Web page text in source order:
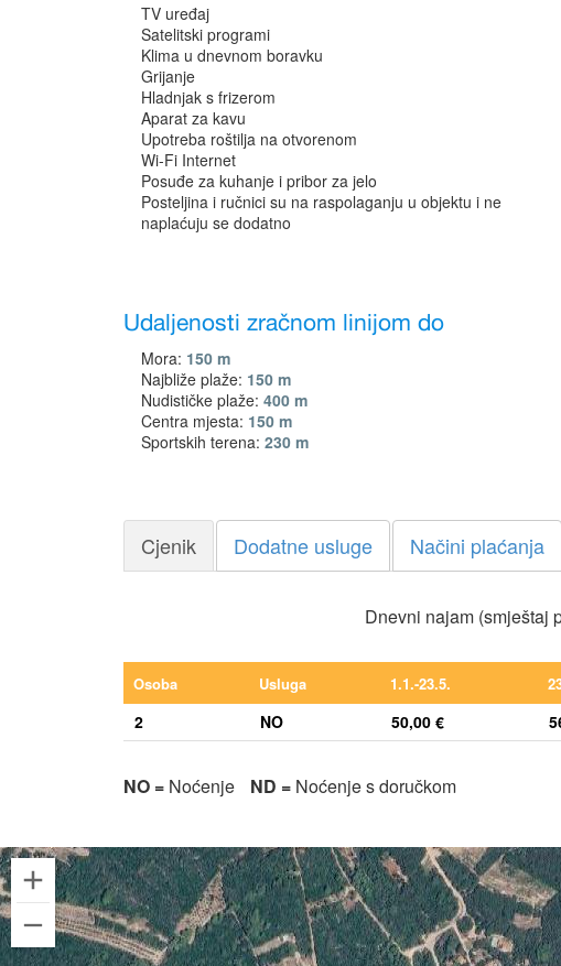
TV uređaj
Satelitski programi
Klima u dnevnom boravku
Grijanje
Hladnjak s frizerom
Aparat za kavu
Upotreba roštilja na otvorenom
Wi-Fi Internet
Posuđe za kuhanje i pribor za jelo
Posteljina i ručnici su na raspolaganju u objektu i ne
naplaćuju se dodatno
Udaljenosti zračnom linijom do
Mora: 150 m
Najbliže plaže: 150 m
Nudističke plaže: 400 m
Centra mjesta: 150 m
Sportskih terena: 230 m
Cjenik Dodatne usluge Načini plaćanja
Dnevni najam (smještaj
Osoba Usluga 1.1.-23.5.
2 NO 50,00 €
NO = Noćenje ND = Noćenje s doručkom